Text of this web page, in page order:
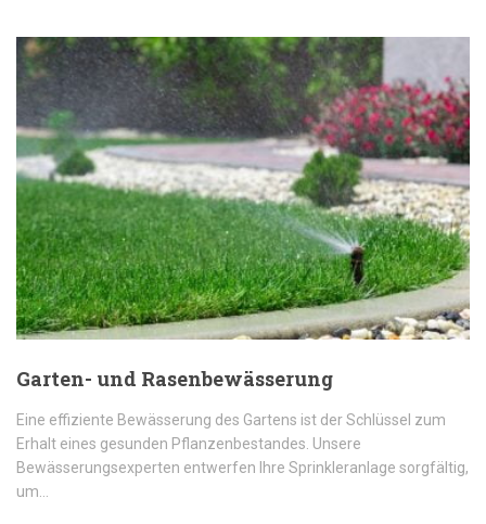
Garten- und Rasenbewässerung
Eine effiziente Bewässerung des Gartens ist der Schlüssel zum
Erhalt eines gesunden Pflanzenbestandes. Unsere
Bewässerungsexperten entwerfen Ihre Sprinkleranlage sorgfältig,
um…